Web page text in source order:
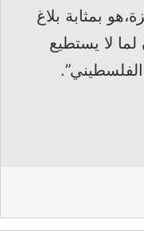
بمثابة بلاغ
لا يستطيع